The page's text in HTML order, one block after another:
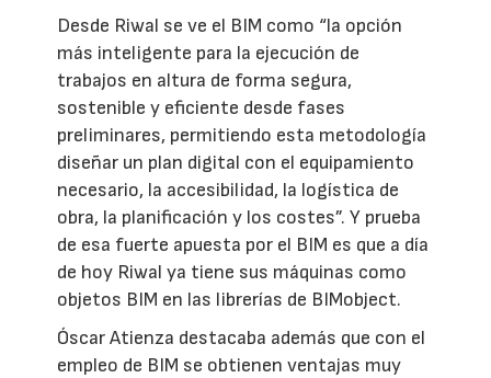
Desde Riwal se ve el BIM como “la opción
más inteligente para la ejecución de
trabajos en altura de forma segura,
sostenible y eficiente desde fases
preliminares, permitiendo esta metodología
diseñar un plan digital con el equipamiento
necesario, la accesibilidad, la logística de
obra, la planificación y los costes”. Y prueba
de esa fuerte apuesta por el BIM es que a día
de hoy Riwal ya tiene sus máquinas como
objetos BIM en las librerías de BIMobject.
Óscar Atienza destacaba además que con el
empleo de BIM se obtienen ventajas muy